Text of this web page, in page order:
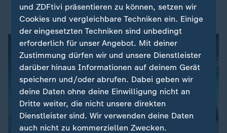
Carsten Linnemann, CDU-Generalsekretär
und ZDFtivi präsentieren zu können, setzen wir
Cookies und vergleichbare Techniken ein. Einige
der eingesetzten Techniken sind unbedingt
erforderlich für unser Angebot. Mit deiner
Zustimmung dürfen wir und unsere Dienstleister
darüber hinaus Informationen auf deinem Gerät
speichern und/oder abrufen. Dabei geben wir
deine Daten ohne deine Einwilligung nicht an
Dritte weiter, die nicht unsere direkten
Dienstleister sind. Wir verwenden deine Daten
auch nicht zu kommerziellen Zwecken.